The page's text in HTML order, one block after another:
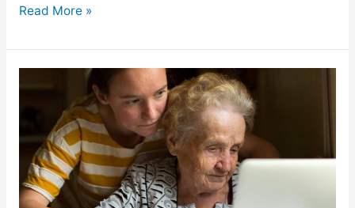
Read More »
népszavazás